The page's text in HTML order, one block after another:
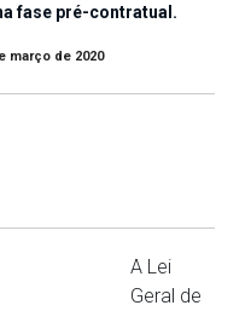
fase pré-contratual.
março de 2020
A Lei
Geral de